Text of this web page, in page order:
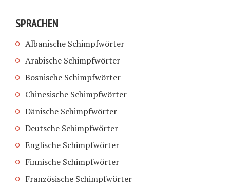
SPRACHEN
Albanische Schimpfwörter
Arabische Schimpfwörter
Bosnische Schimpfwörter
Chinesische Schimpfwörter
Dänische Schimpfwörter
Deutsche Schimpfwörter
Englische Schimpfwörter
Finnische Schimpfwörter
Französische Schimpfwörter